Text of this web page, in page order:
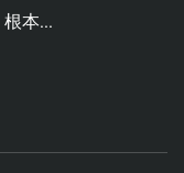
本...